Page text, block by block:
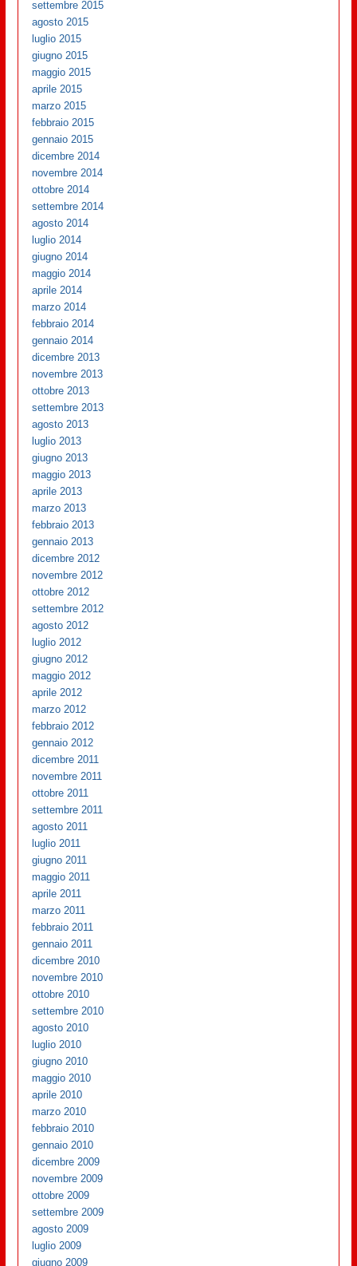
settembre 2015
agosto 2015
luglio 2015
giugno 2015
maggio 2015
aprile 2015
marzo 2015
febbraio 2015
gennaio 2015
dicembre 2014
novembre 2014
ottobre 2014
settembre 2014
agosto 2014
luglio 2014
giugno 2014
maggio 2014
aprile 2014
marzo 2014
febbraio 2014
gennaio 2014
dicembre 2013
novembre 2013
ottobre 2013
settembre 2013
agosto 2013
luglio 2013
giugno 2013
maggio 2013
aprile 2013
marzo 2013
febbraio 2013
gennaio 2013
dicembre 2012
novembre 2012
ottobre 2012
settembre 2012
agosto 2012
luglio 2012
giugno 2012
maggio 2012
aprile 2012
marzo 2012
febbraio 2012
gennaio 2012
dicembre 2011
novembre 2011
ottobre 2011
settembre 2011
agosto 2011
luglio 2011
giugno 2011
maggio 2011
aprile 2011
marzo 2011
febbraio 2011
gennaio 2011
dicembre 2010
novembre 2010
ottobre 2010
settembre 2010
agosto 2010
luglio 2010
giugno 2010
maggio 2010
aprile 2010
marzo 2010
febbraio 2010
gennaio 2010
dicembre 2009
novembre 2009
ottobre 2009
settembre 2009
agosto 2009
luglio 2009
giugno 2009